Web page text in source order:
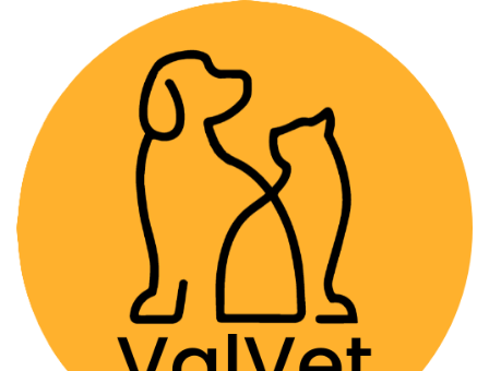
Despacho GRATIS por compras sobre
$89.990(Válido desde Coquimbo hasta Los
Lagos)
Home Farmacia Veterinaria
Terapias Naturales
Aprendikit - Flores de Paz